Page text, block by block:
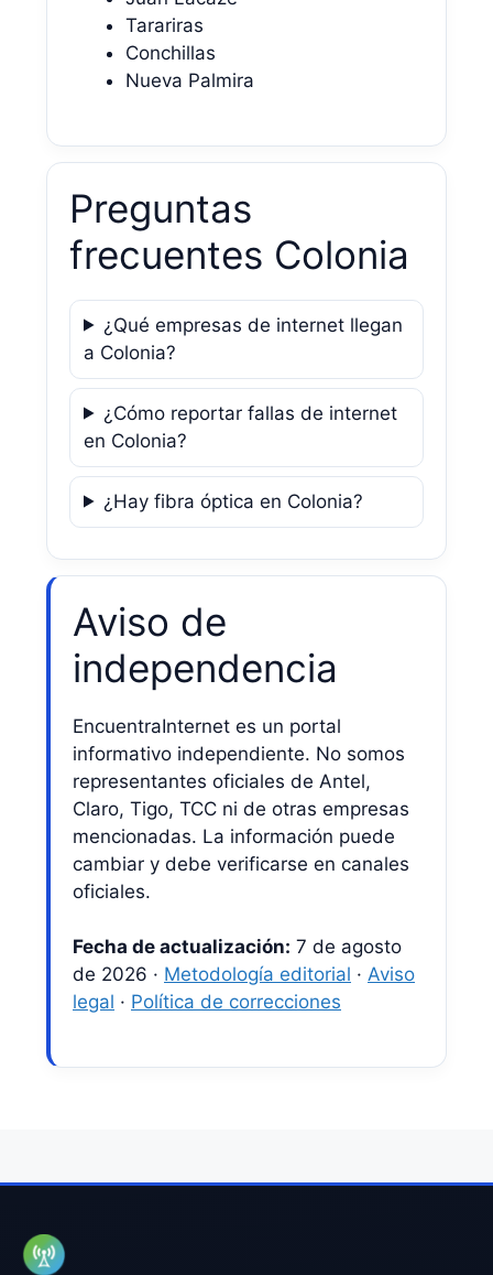
Tarariras
Conchillas
Nueva Palmira
Preguntas
frecuentes Colonia
¿Qué empresas de internet llegan
a Colonia?
¿Cómo reportar fallas de internet
en Colonia?
¿Hay fibra óptica en Colonia?
Aviso de
independencia
EncuentraInternet es un portal
informativo independiente. No somos
representantes oficiales de Antel,
Claro, Tigo, TCC ni de otras empresas
mencionadas. La información puede
cambiar y debe verificarse en canales
oficiales.
Fecha de actualización: 7 de agosto
de 2026 · Metodología editorial · Aviso
legal · Política de correcciones